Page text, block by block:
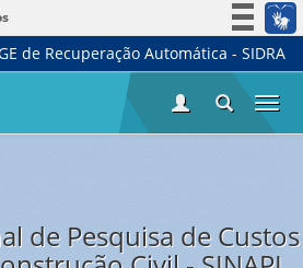
Simplifique!
Acesso à informação
de Recuperação Automática - SIDRA
de Pesquisa de Custos